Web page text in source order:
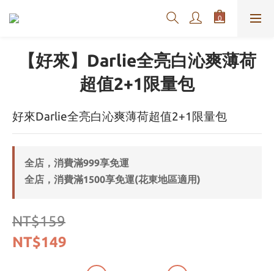
【好來】Darlie全亮白沁爽薄荷
超值2+1限量包
好來Darlie全亮白沁爽薄荷超值2+1限量包
全店，消費滿999享免運
全店，消費滿1500享免運(花東地區適用)
NT$159
NT$149